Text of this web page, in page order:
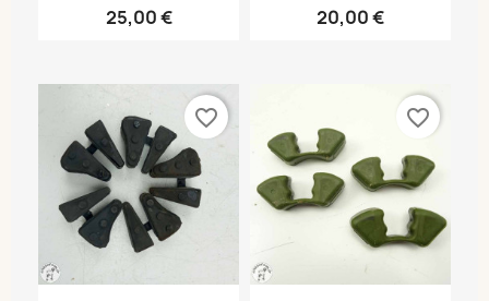
25,00 € 20,00 €
favorite_border favorite_border